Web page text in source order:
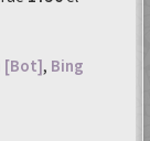
[Bot], Bing